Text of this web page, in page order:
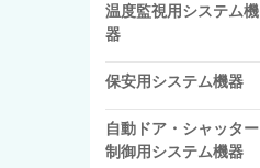
温度監視用システム機
器
保安用システム機器
自動ドア・シャッター
制御用システム機器